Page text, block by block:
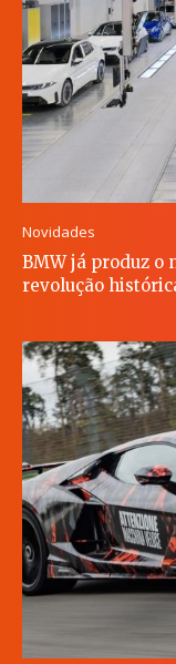
Novidades
BMW já produz o
revolução